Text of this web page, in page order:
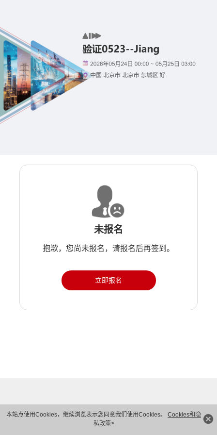
本站点使用Cookies，继续浏览表示您同意我们使用Cookies。 Cookies和隐
私政策>
未报名
抱歉，您尚未报名，请报名后再签到。
立即报名